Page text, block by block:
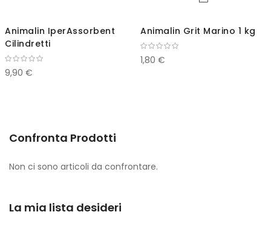
Animalin IperAssorbent
Cilindretti
9,90 €
Animalin Grit Marino 1 kg
1,80 €
Confronta Prodotti
Non ci sono articoli da confrontare.
La mia lista desideri